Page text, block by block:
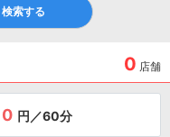
検索する
0 店舗
0 円／60分